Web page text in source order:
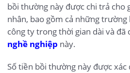
bồi thường này được chi trả cho
nhân, bao gồm cả những
công ty trong thời gian dài và đã
nghề nghiệp này.
Số tiền bồi thường này được